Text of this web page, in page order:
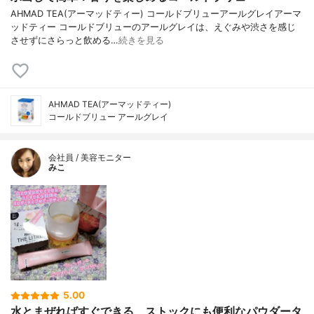
AHMAD TEA(アーマッドティー) コールドブリューアールグレイアーマ
ッドティー コールドブリューのアールグレイは、えぐみや渋さを感じ
させずにさらっと飲める…続きを見る
AHMAD TEA(アーマッドティー)
コールドブリュー アールグレイ
会社員 / 美容モニター
みこ
5.00
水とまぜればすぐできる、ストックにも便利なパウダータ